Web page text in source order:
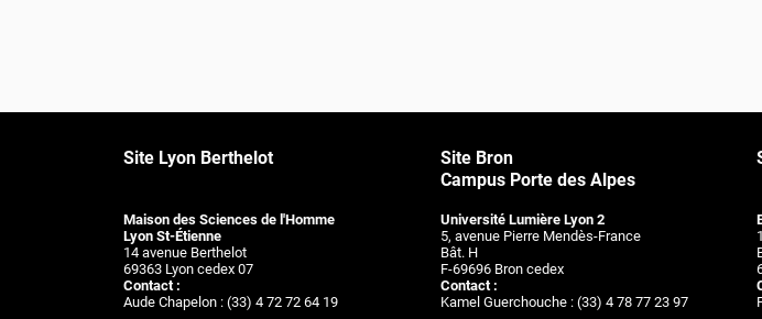
Site Lyon Berthelot
Maison des Sciences de l'Homme
Lyon St-Étienne
14 avenue Berthelot
69363 Lyon cedex 07
Contact :
Aude Chapelon : (33) 4 72 72 64 19
Site Bron
Campus Porte des Alpes
Université Lumière Lyon 2
5, avenue Pierre Mendès-France
Bât. H
F-69696 Bron cedex
Contact :
Kamel Guerchouche : (33) 4 78 77 23 97